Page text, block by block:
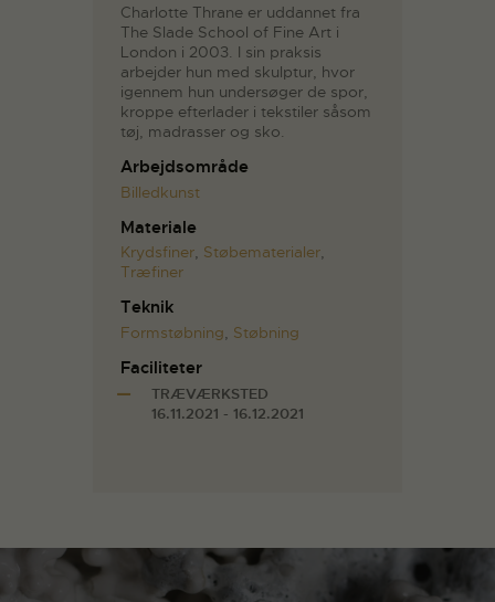
Charlotte Thrane er uddannet fra
The Slade School of Fine Art i
London i 2003. I sin praksis
arbejder hun med skulptur, hvor
igennem hun undersøger de spor,
kroppe efterlader i tekstiler såsom
tøj, madrasser og sko.
Arbejdsområde
Billedkunst
Materiale
Krydsfiner, Støbematerialer,
Træfiner
Teknik
Formstøbning, Støbning
Faciliteter
TRÆVÆRKSTED
16.11.2021 - 16.12.2021